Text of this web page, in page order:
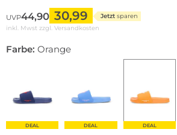
UVP44,90 30,99 Jetzt sparen
inkl. Mwst zzgl. Versandkosten
Farbe: Orange
DEAL DEAL DEAL